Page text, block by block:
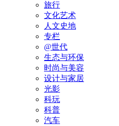
旅行
文化艺术
人文史地
专栏
@世代
生态与环保
时尚与美容
设计与家居
光影
科玩
科普
汽车